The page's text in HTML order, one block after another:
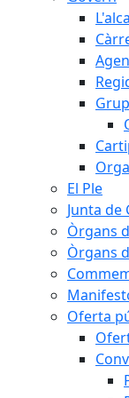
El Ple
Junta de
Òrgans
Òrgans
Oferta